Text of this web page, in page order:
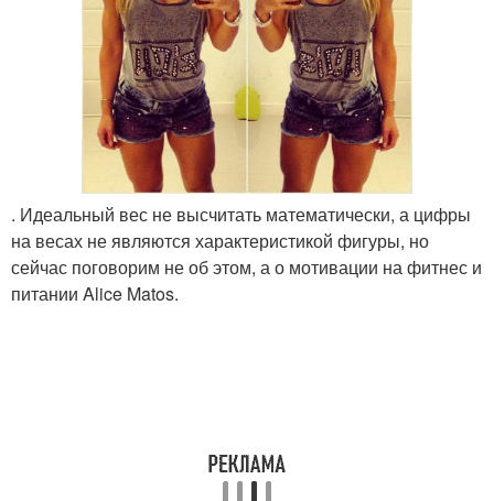
. Идеальный вес не высчитать математически, а цифры
на весах не являются характеристикой фигуры, но
сейчас поговорим не об этом, а о мотивации на фитнес и
питании Alice Matos.